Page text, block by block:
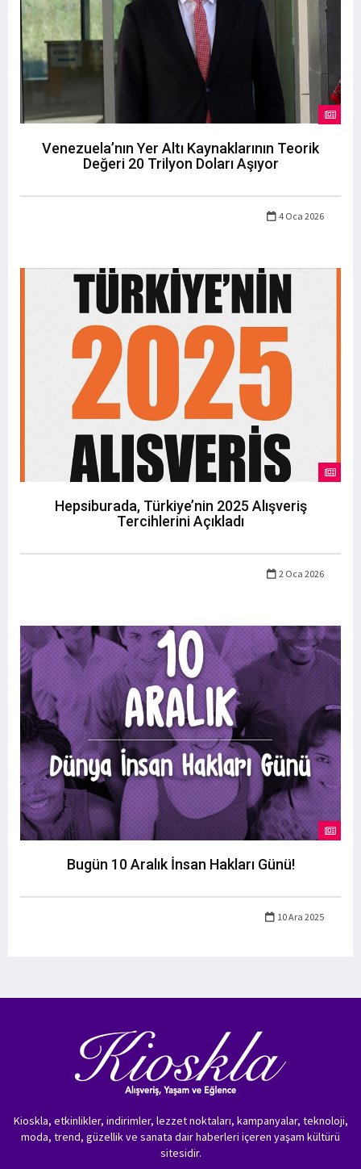
Venezuela’nın Yer Altı Kaynaklarının Teorik
Değeri 20 Trilyon Doları Aşıyor
4 Oca 2026
Hepsiburada, Türkiye’nin 2025 Alışveriş
Tercihlerini Açıkladı
2 Oca 2026
Bugün 10 Aralık İnsan Hakları Günü!
10 Ara 2025
Kioskla, etkinlikler, indirimler, lezzet noktaları, kampanyalar, teknoloji,
moda, trend, güzellik ve sanata dair haberleri içeren yaşam kültürü
sitesidir.